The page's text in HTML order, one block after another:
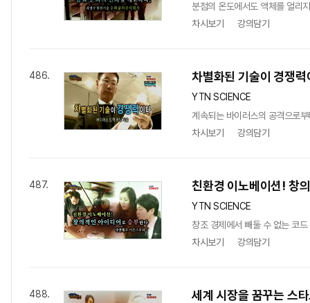
분점의 온도에서도 액체를 얼리
차시보기
강의담기
486. 차별화된 기술이 경쟁
YTN SCIENCE
계속되는 바이러스의 공격으로
차시보기
강의담기
487. 친환경 이노베이션! 창
YTN SCIENCE
창조 경제에서 빼둘 수 없는 코
차시보기
강의담기
488. 세계 시장을 꿈꾸는 스